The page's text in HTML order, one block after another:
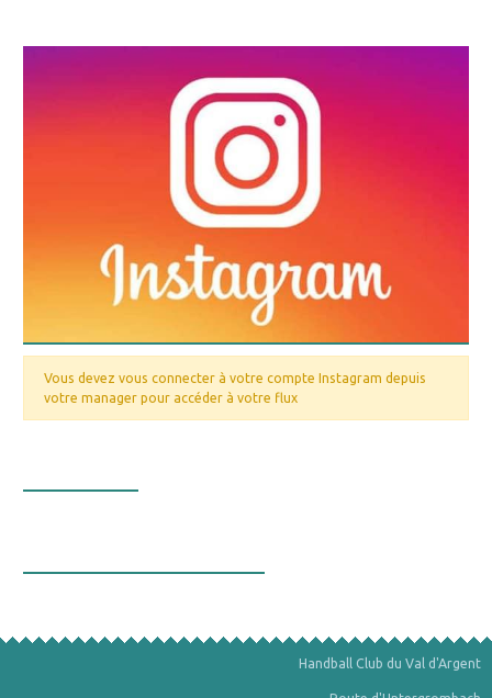
Vous devez vous connecter à votre compte Instagram depuis
votre manager pour accéder à votre flux
Handball Club du Val d'Argent